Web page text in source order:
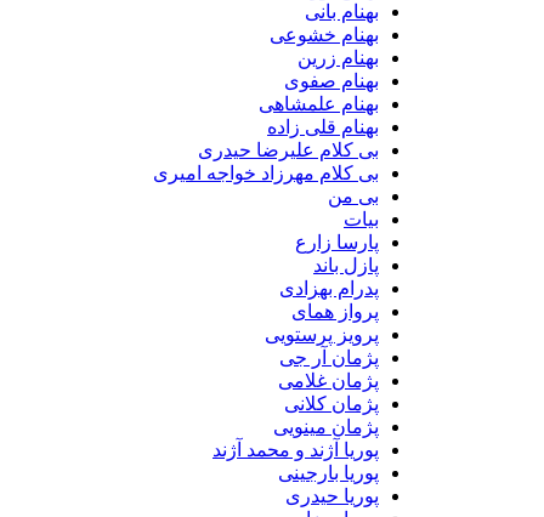
بهنام بانی
بهنام خشوعی
بهنام زرین
بهنام صفوی
بهنام علمشاهی
بهنام قلی زاده
بی کلام علیرضا حیدری
بی کلام مهرزاد خواجه امیری
بی من
بیات
پارسا زارع
پازل باند
پدرام بهزادی
پرواز همای
پرویز پرستویی
پژمان آر جی
پژمان غلامی
پژمان کلانی
پژمان مینویی
پوریا آژند و محمد آژند
پوریا بارجینی
پوریا حیدری